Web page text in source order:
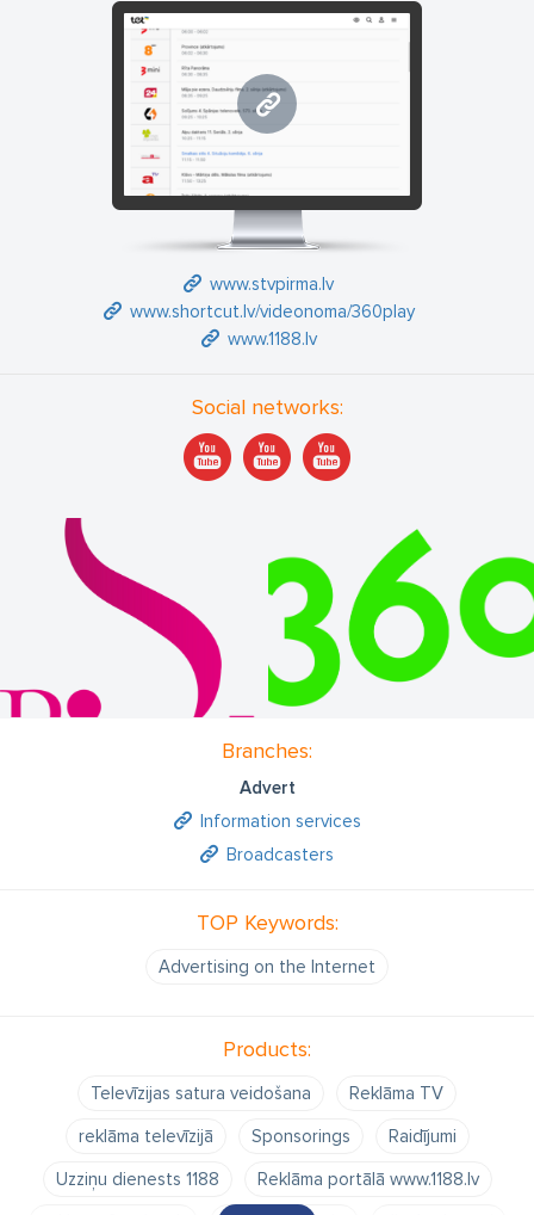
Mēs varam Tavam uzņēmumam piedāvāt visdažādākās reklāmas
iespējas atbilstoši Tavām vajadzībām un auditorijai. Neatkarīgi
no tā, vai esi liels uzņēmums, vai pavisam neliels veikaliņš vai
amatnieks – ja tev ir bizness, mēs varam palīdzēt tam augt.
Augsim kopā!
www.stvpirma.lv
www.shortcut.lv/videonoma/360play
www.1188.lv
Social networks:
Branches:
Advert
Information services
Broadcasters
TOP Keywords:
Advertising on the Internet
Products:
Televīzijas satura veidošana
Reklāma TV
reklāma televīzijā
Sponsorings
Raidījumi
Uzziņu dienests 1188
Reklāma portālā www.1188.lv